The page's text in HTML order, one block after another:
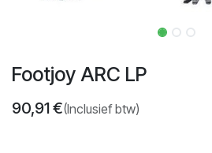
Footjoy ARC LP
90,91€(Inclusief btw)